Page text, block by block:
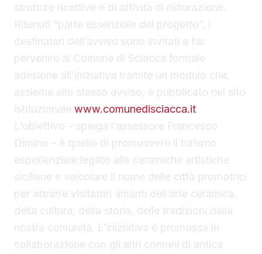
strutture ricettive e di attività di ristorazione.
Ritenuti “parte essenziale del progetto”, i
destinatari dell’avviso sono invitati a far
pervenire al Comune di Sciacca formale
adesione all’iniziativa tramite un modulo che,
assieme allo stesso avviso, è pubblicato nel sito
istituzionale www.comunedisciacca.it.
L’obiettivo – spiega l’assessore Francesco
Dimino – è quello di promuovere il turismo
esperienziale legato alle ceramiche artistiche
siciliane e veicolare il nome delle città promotrici
per attrarre visitatori amanti dell’arte ceramica,
della cultura, della storia, delle tradizioni della
nostra comunità. L’iniziativa è promossa in
collaborazione con gli altri comuni di antica